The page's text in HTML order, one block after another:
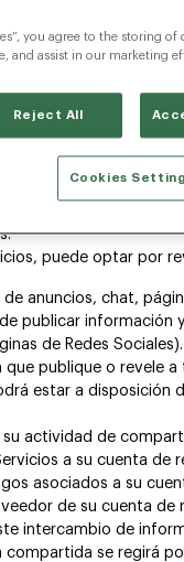
incluir proveedores
y provisión de
correo electrónico,
puede optar por
de anuncios, chat,
publicar información
de Redes
publique o revele
estar a disposición
actividad de
a su cuenta de
asociados a su
de su cuenta de
intercambio de
compartida se regirá
you agree to the storing
and assist in our marketing
Reject All
Cookies